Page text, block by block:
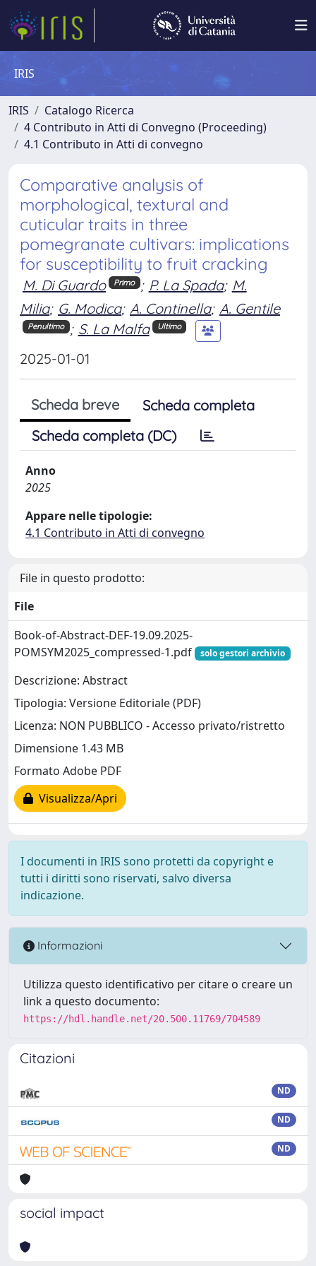
IRIS
IRIS
Catalogo Ricerca
4 Contributo in Atti di Convegno (Proceeding)
4.1 Contributo in Atti di convegno
Comparative analysis of
morphological, textural and
cuticular traits in three
pomegranate cultivars: implications
for susceptibility to fruit cracking
M. Di Guardo Primo ; P. La Spada; M.
Milia; G. Modica; A. Continella; A. Gentile
Penultimo ; S. La Malfa Ultimo
2025-01-01
Scheda breve
Scheda completa
Scheda completa (DC)
Anno
2025
Appare nelle tipologie:
4.1 Contributo in Atti di convegno
File in questo prodotto:
File
Book-of-Abstract-DEF-19.09.2025-
POMSYM2025_compressed-1.pdf
solo gestori archivio
Descrizione: Abstract
Tipologia: Versione Editoriale (PDF)
Licenza: NON PUBBLICO - Accesso privato/ristretto
Dimensione 1.43 MB
Formato Adobe PDF
Visualizza/Apri
I documenti in IRIS sono protetti da copyright e
tutti i diritti sono riservati, salvo diversa
indicazione.
Informazioni
Utilizza questo identificativo per citare o creare un
link a questo documento:
https://hdl.handle.net/20.500.11769/704589
Citazioni
ND
ND
ND
social impact